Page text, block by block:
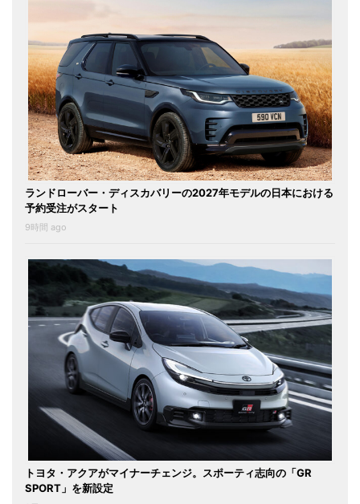
ランドローバー・ディスカバリーの2027年モデルの日本における
予約受注がスタート
9時間 ago
トヨタ・アクアがマイナーチェンジ。スポーティ志向の「GR
SPORT」を新設定